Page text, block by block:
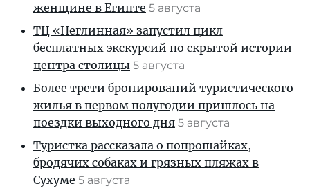
женщине в Египте 5 августа
ТЦ «Неглинная» запустил цикл
бесплатных экскурсий по скрытой истории
центра столицы 5 августа
Более трети бронирований туристического
жилья в первом полугодии пришлось на
поездки выходного дня 5 августа
Туристка рассказала о попрошайках,
бродячих собаках и грязных пляжах в
Сухуме 5 августа